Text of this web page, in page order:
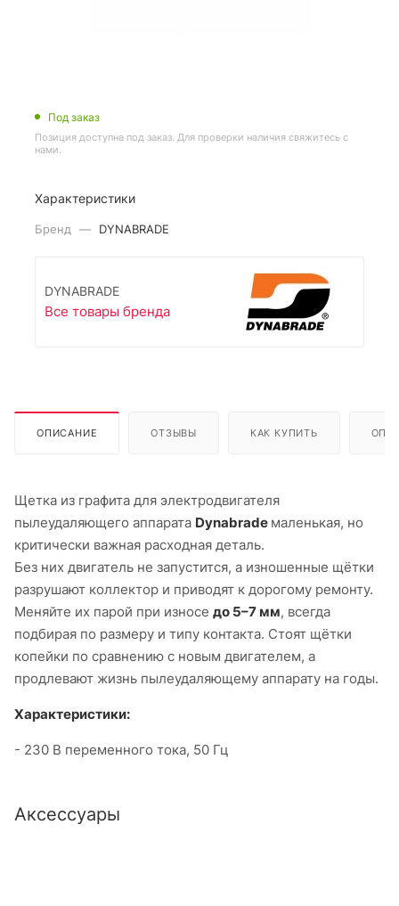
Под заказ
Позиция доступна под заказ. Для проверки наличия свяжитесь с
нами.
Характеристики
Бренд — DYNABRADE
DYNABRADE
Все товары бренда
ОПИСАНИЕ ОТЗЫВЫ КАК КУПИТЬ
Щетка из графита для электродвигателя
пылеудаляющего аппарата Dynabrade маленькая, но
критически важная расходная деталь.
Без них двигатель не запустится, а изношенные щётки
разрушают коллектор и приводят к дорогому ремонту.
Меняйте их парой при износе до 5–7 мм, всегда
подбирая по размеру и типу контакта. Стоят щётки
копейки по сравнению с новым двигателем, а
продлевают жизнь пылеудаляющему аппарату на годы.
Характеристики:
- 230 В переменного тока, 50 Гц
Аксессуары